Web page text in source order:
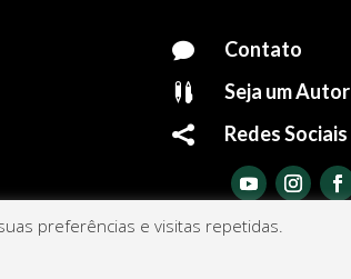
 Contato
 Seja um Autor
 Redes Sociais
por
preferências e visitas repetidas.